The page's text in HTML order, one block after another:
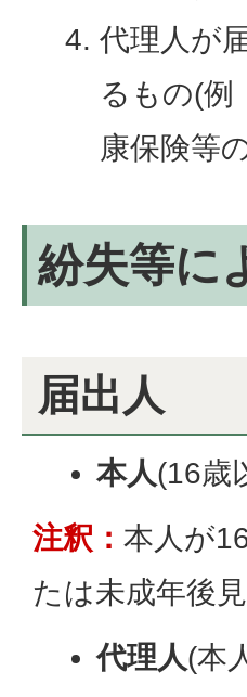
代理人が
るもの(例
康保険等
紛失等に
届出人
本人(16歳
注釈： 本人が
たは未成年後
代理人(本